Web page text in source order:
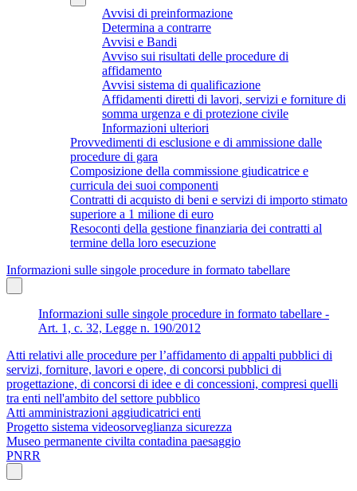
Avvisi di preinformazione
Determina a contrarre
Avvisi e Bandi
Avviso sui risultati delle procedure di
affidamento
Avvisi sistema di qualificazione
Affidamenti diretti di lavori, servizi e forniture di
somma urgenza e di protezione civile
Informazioni ulteriori
Provvedimenti di esclusione e di ammissione dalle
procedure di gara
Composizione della commissione giudicatrice e
curricula dei suoi componenti
Contratti di acquisto di beni e servizi di importo stimato
superiore a 1 milione di euro
Resoconti della gestione finanziaria dei contratti al
termine della loro esecuzione
Informazioni sulle singole procedure in formato tabellare
Informazioni sulle singole procedure in formato tabellare -
Art. 1, c. 32, Legge n. 190/2012
Atti relativi alle procedure per l’affidamento di appalti pubblici di
servizi, forniture, lavori e opere, di concorsi pubblici di
progettazione, di concorsi di idee e di concessioni, compresi quelli
tra enti nell'ambito del settore pubblico
Atti amministrazioni aggiudicatrici enti
Progetto sistema videosorveglianza sicurezza
Museo permanente civilta contadina paesaggio
PNRR